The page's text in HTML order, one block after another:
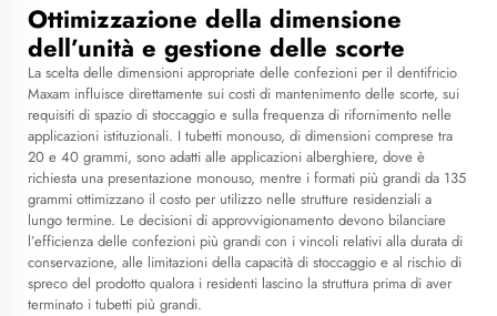
Ottimizzazione della dimensione
dell’unità e gestione delle scorte
La scelta delle dimensioni appropriate delle confezioni per il dentifricio
Maxam influisce direttamente sui costi di mantenimento delle scorte, sui
requisiti di spazio di stoccaggio e sulla frequenza di rifornimento nelle
applicazioni istituzionali. I tubetti monouso, di dimensioni comprese tra
20 e 40 grammi, sono adatti alle applicazioni alberghiere, dove è
richiesta una presentazione monouso, mentre i formati più grandi da 135
grammi ottimizzano il costo per utilizzo nelle strutture residenziali a
lungo termine. Le decisioni di approvvigionamento devono bilanciare
l’efficienza delle confezioni più grandi con i vincoli relativi alla durata di
conservazione, alle limitazioni della capacità di stoccaggio e al rischio di
spreco del prodotto qualora i residenti lascino la struttura prima di aver
terminato i tubetti più grandi.